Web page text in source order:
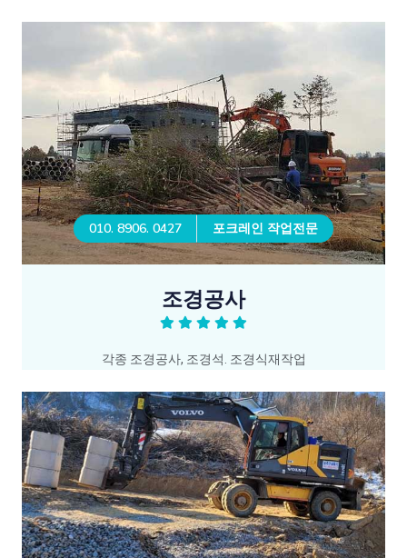
010. 8906. 0427 포크레인 작업전문
조경공사
각종 조경공사, 조경석. 조경식재작업